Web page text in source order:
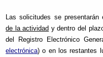
Las solicitudes se presentarán
de la actividad y dentro del
del Registro Electrónico
electrónica) o en los restantes